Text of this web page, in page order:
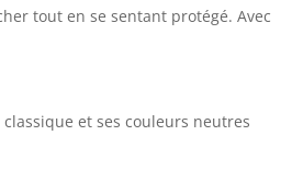
tout en se sentant protégé. Avec
et ses couleurs neutres